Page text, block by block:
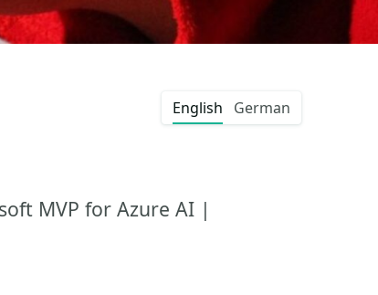
English German
MVP for Azure AI |